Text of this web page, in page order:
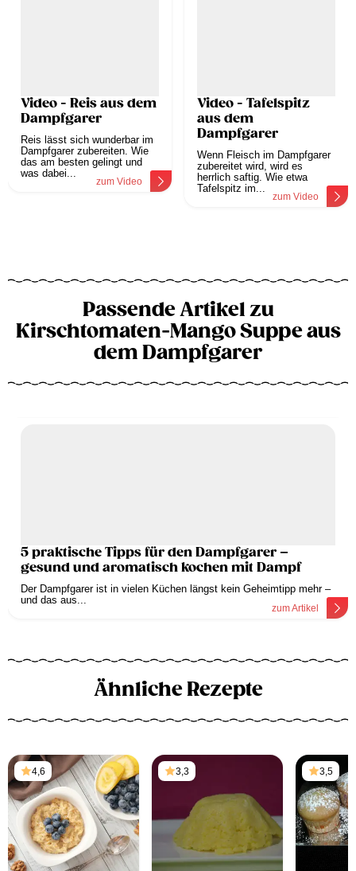
Video - Reis aus dem
Dampfgarer
Reis lässt sich wunderbar im
Dampfgarer zubereiten. Wie
das am besten gelingt und
was dabei...
zum Video
Video - Tafelspitz
aus dem
Dampfgarer
Wenn Fleisch im Dampfgarer
zubereitet wird, wird es
herrlich saftig. Wie etwa
Tafelspitz im...
zum Video
Passende Artikel zu
Kirschtomaten-Mango Suppe aus
dem Dampfgarer
5 praktische Tipps für den Dampfgarer –
gesund und aromatisch kochen mit Dampf
Der Dampfgarer ist in vielen Küchen längst kein Geheimtipp mehr –
und das aus...
zum Artikel
Ähnliche Rezepte
4,6 3,3 3,5